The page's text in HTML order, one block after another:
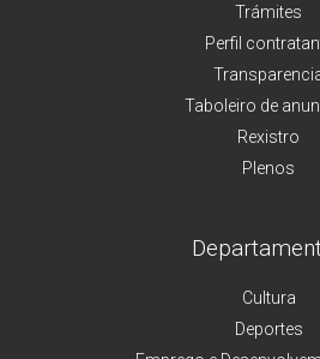
Trámites
Perfil
Taboleiro de
Rexistro
Plenos
Cultura
Deportes